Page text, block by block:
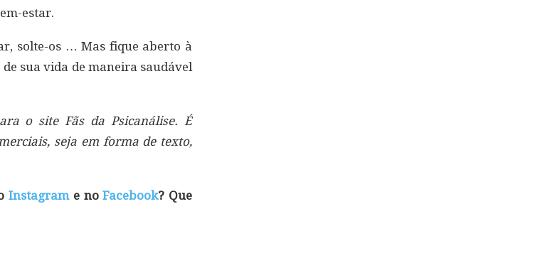
estar.
solte-os … Mas fique aberto à
sua vida de maneira saudável
o site Fãs da Psicanálise. É
seja em forma de texto,
Instagrame noFacebook? Que